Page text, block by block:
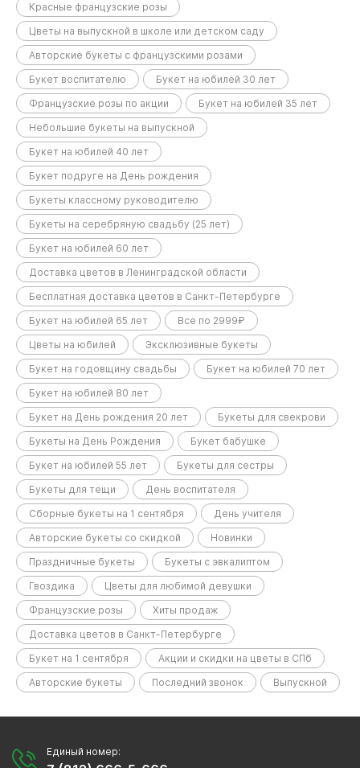
Красные французские розы
Цветы на выпускной в школе или детском саду
Авторские букеты с французскими розами
Букет воспитателю
Букет на юбилей 30 лет
Французские розы по акции
Букет на юбилей 35 лет
Небольшие букеты на выпускной
Букет на юбилей 40 лет
Букет подруге на День рождения
Букеты классному руководителю
Букеты на серебряную свадьбу (25 лет)
Букет на юбилей 60 лет
Доставка цветов в Ленинградской области
Бесплатная доставка цветов в Санкт-Петербурге
Букет на юбилей 65 лет
Все по 2999₽
Цветы на юбилей
Эксклюзивные букеты
Букет на годовщину свадьбы
Букет на юбилей 70 лет
Букет на юбилей 80 лет
Букет на День рождения 20 лет
Букеты для свекрови
Букеты на День Рождения
Букет бабушке
Букет на юбилей 55 лет
Букеты для сестры
Букеты для тещи
День воспитателя
Сборные букеты на 1 сентября
День учителя
Авторские букеты со скидкой
Новинки
Праздничные букеты
Букеты с эвкалиптом
Гвоздика
Цветы для любимой девушки
Французские розы
Хиты продаж
Доставка цветов в Санкт-Петербурге
Букет на 1 сентября
Акции и скидки на цветы в СПб
Авторские букеты
Последний звонок Выпускной
Единый номер: